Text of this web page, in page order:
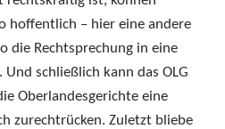
hoffentlich – hier eine andere
die Rechtsprechung in eine
schließlich kann das OLG
Oberlandesgerichte eine
zurechtrücken. Zuletzt bliebe